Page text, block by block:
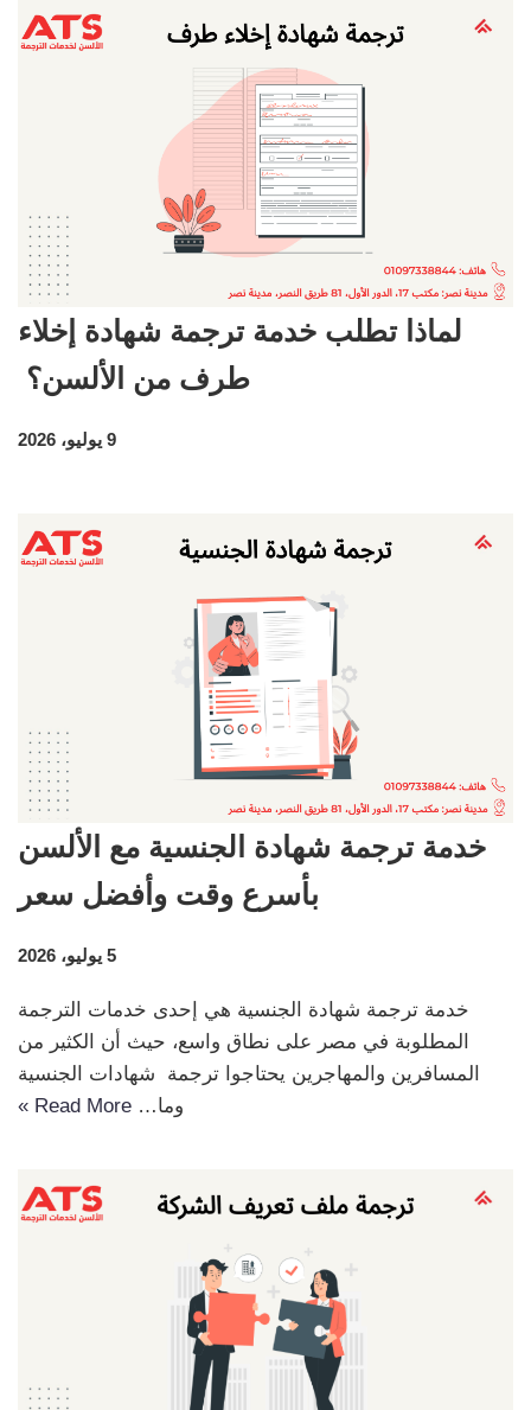
لماذا تطلب خدمة ترجمة شهادة إخلاء
طرف من الألسن؟
9 يوليو، 2026
خدمة ترجمة شهادة الجنسية مع الألسن
بأسرع وقت وأفضل سعر
5 يوليو، 2026
خدمة ترجمة شهادة الجنسية هي إحدى خدمات الترجمة
المطلوبة في مصر على نطاق واسع، حيث أن الكثير من
المسافرين والمهاجرين يحتاجوا ترجمة شهادات الجنسية
وما… Read More »